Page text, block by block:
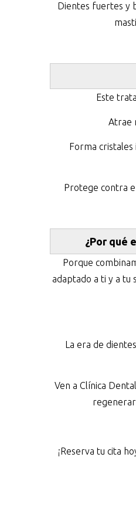
Dientes fuertes y
Este
Atrae
Forma
Protege contra
¿Por qué
Porque
adaptado a ti y a tu
La era de
Ven a Clínica
regenerar
¡Reserva tu cita